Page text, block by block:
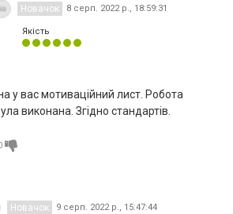
Новачок 8 серп. 2022 р., 18:59:31
Якість
у вас мотиваційний лист. Робота
виконана. Згідно стандартів.
Новачок 9 серп. 2022 р., 15:47:44